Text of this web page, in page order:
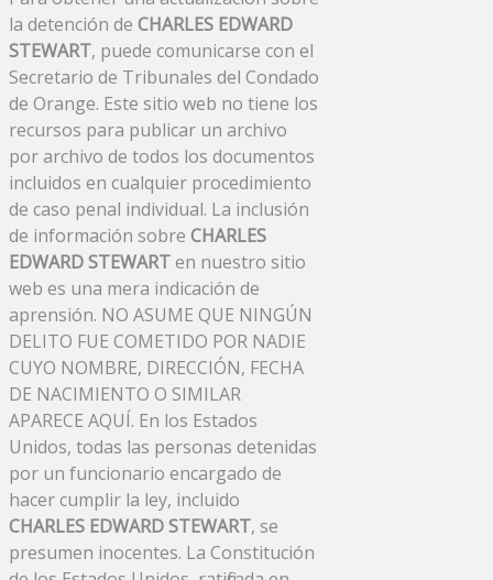
la detención de CHARLES EDWARD
STEWART, puede comunicarse con el
Secretario de Tribunales del Condado
de Orange. Este sitio web no tiene los
recursos para publicar un archivo
por archivo de todos los documentos
incluidos en cualquier procedimiento
de caso penal individual. La inclusión
de información sobre CHARLES
EDWARD STEWARTen nuestro sitio
web es una mera indicación de
aprensión. NO ASUME QUE NINGÚN
DELITO FUE COMETIDO POR NADIE
CUYO NOMBRE, DIRECCIÓN, FECHA
DE NACIMIENTO O SIMILAR
APARECE AQUÍ. En los Estados
Unidos, todas las personas detenidas
por un funcionario encargado de
hacer cumplir la ley, incluido
CHARLES EDWARD STEWART, se
presumen inocentes. La Constitución